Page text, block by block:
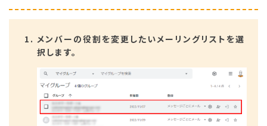
メンバーの役割を変更したいメーリングリストを選
択します。